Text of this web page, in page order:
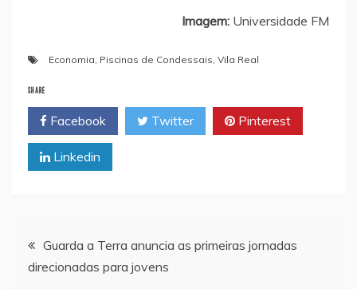
Imagem: Universidade FM
Economia Piscinas de Condessais Vila Real
SHARE
Facebook Twitter Pinterest
Linkedin
Navegação
Guarda a Terra anuncia as primeiras jornadas
direcionadas para jovens